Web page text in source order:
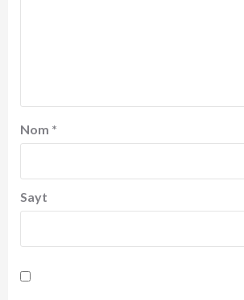
Nom *
Sayt